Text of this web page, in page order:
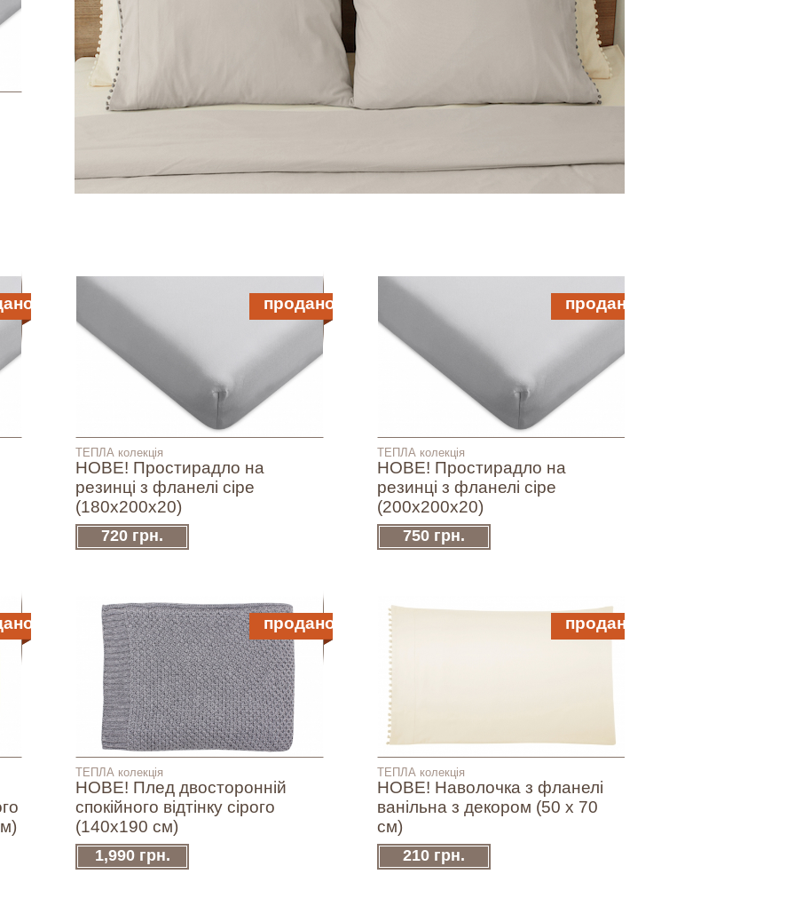
ТЕПЛА колекція
НОВЕ! Простирадло на
резинці з фланелі сіре
(180х200х20)
720 грн.
продано
ТЕПЛА колекція
НОВЕ! Простирадло на
резинці з фланелі сіре
(200х200х20)
750 грн.
продано
ТЕПЛА колекція
НОВЕ! Плед двосторонній
спокійного відтінку сірого
(140х190 см)
1,990 грн.
продано
ТЕПЛА колекція
НОВЕ! Наволочка з фланелі
ванільна з декором (50 х 70
см)
210 грн.
продано